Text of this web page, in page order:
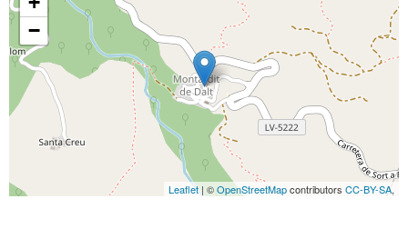
−
Leaflet | ©OpenStreetMapcontributors CC-BY-SA,